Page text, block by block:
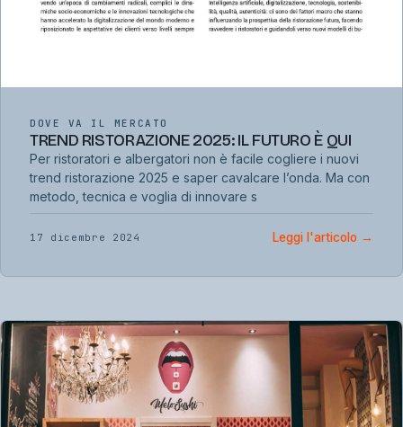
DOVE VA IL MERCATO
TREND RISTORAZIONE 2025: IL FUTURO È QUI
Per ristoratori e albergatori non è facile cogliere i nuovi
trend ristorazione 2025 e saper cavalcare l’onda. Ma con
metodo, tecnica e voglia di innovare s
17 dicembre 2024 Leggi l'articolo →